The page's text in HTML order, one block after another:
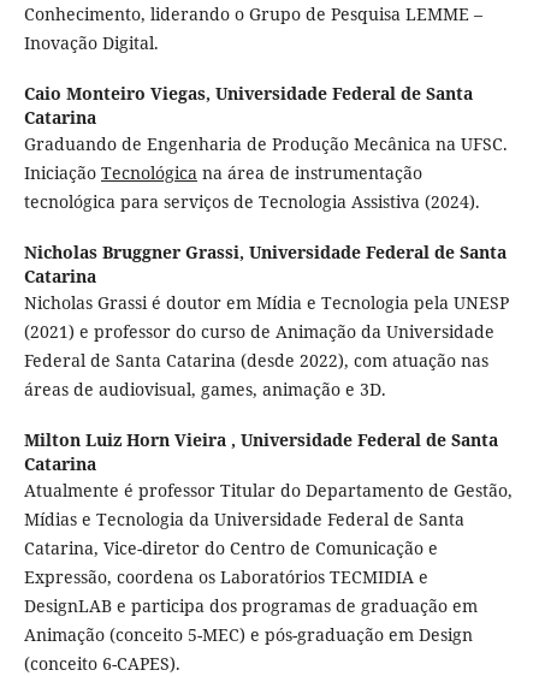
Conhecimento, liderando o Grupo de Pesquisa LEMME –
Inovação Digital.
Caio Monteiro Viegas, Universidade Federal de Santa
Catarina
Graduando de Engenharia de Produção Mecânica na UFSC.
Iniciação Tecnológicana área de instrumentação
tecnológica para serviços de Tecnologia Assistiva (2024).
Nicholas Bruggner Grassi, Universidade Federal de Santa
Catarina
Nicholas Grassi é doutor em Mídia e Tecnologia pela UNESP
(2021) e professor do curso de Animação da Universidade
Federal de Santa Catarina (desde 2022), com atuação nas
áreas de audiovisual, games, animação e 3D.
Milton Luiz Horn Vieira , Universidade Federal de Santa
Catarina
Atualmente é professor Titular do Departamento de Gestão,
Mídias e Tecnologia da Universidade Federal de Santa
Catarina, Vice-diretor do Centro de Comunicação e
Expressão, coordena os Laboratórios TECMIDIA e
DesignLAB e participa dos programas de graduação em
Animação (conceito 5-MEC) e pós-graduação em Design
(conceito 6-CAPES).